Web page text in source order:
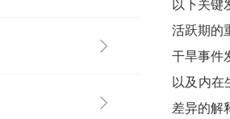
以下关键
活跃期的
干旱事件
以及内在
差异的解